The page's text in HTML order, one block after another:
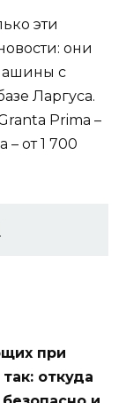
эти
они
с
Ларгуса.
Prima –
– от 1 700
при
откуда